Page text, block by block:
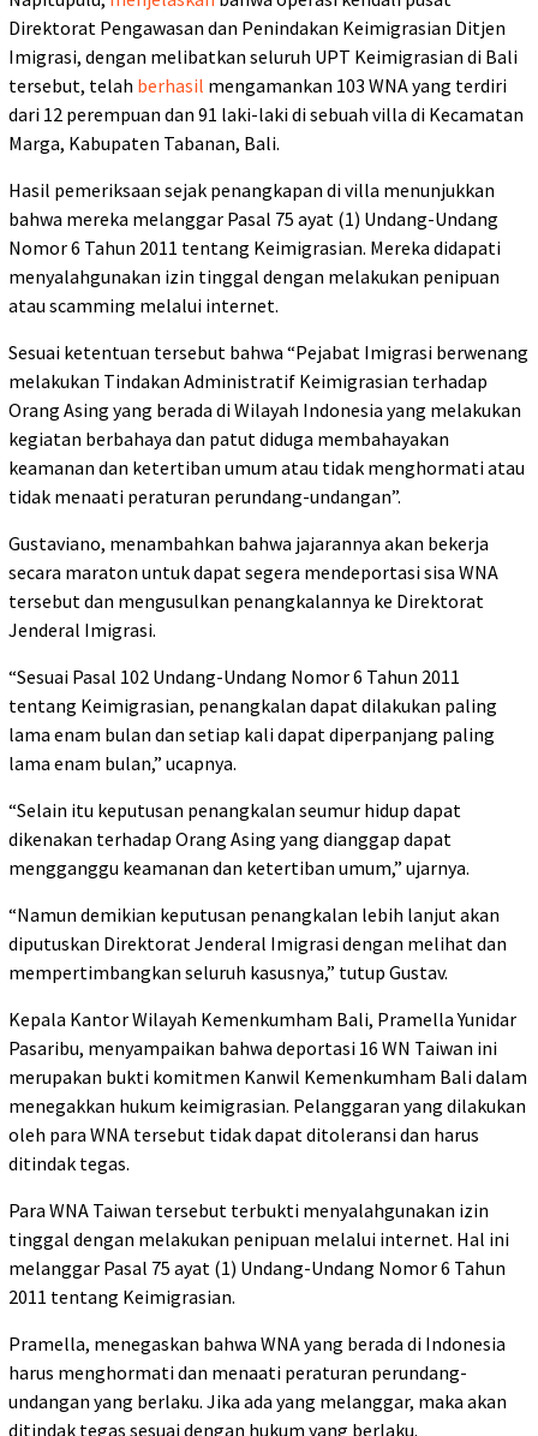
Direktorat Pengawasan dan Penindakan Keimigrasian Ditjen
Imigrasi, dengan melibatkan seluruh UPT Keimigrasian di Bali
tersebut, telah berhasil mengamankan 103 WNA yang terdiri
dari 12 perempuan dan 91 laki-laki di sebuah villa di Kecamatan
Marga, Kabupaten Tabanan, Bali.
Hasil pemeriksaan sejak penangkapan di villa menunjukkan
bahwa mereka melanggar Pasal 75 ayat (1) Undang-Undang
Nomor 6 Tahun 2011 tentang Keimigrasian. Mereka didapati
menyalahgunakan izin tinggal dengan melakukan penipuan
atau scamming melalui internet.
Sesuai ketentuan tersebut bahwa “Pejabat Imigrasi berwenang
melakukan Tindakan Administratif Keimigrasian terhadap
Orang Asing yang berada di Wilayah Indonesia yang melakukan
kegiatan berbahaya dan patut diduga membahayakan
keamanan dan ketertiban umum atau tidak menghormati atau
tidak menaati peraturan perundang-undangan”.
Gustaviano, menambahkan bahwa jajarannya akan bekerja
secara maraton untuk dapat segera mendeportasi sisa WNA
tersebut dan mengusulkan penangkalannya ke Direktorat
Jenderal Imigrasi.
“Sesuai Pasal 102 Undang-Undang Nomor 6 Tahun 2011
tentang Keimigrasian, penangkalan dapat dilakukan paling
lama enam bulan dan setiap kali dapat diperpanjang paling
lama enam bulan,” ucapnya.
“Selain itu keputusan penangkalan seumur hidup dapat
dikenakan terhadap Orang Asing yang dianggap dapat
mengganggu keamanan dan ketertiban umum,” ujarnya.
“Namun demikian keputusan penangkalan lebih lanjut akan
diputuskan Direktorat Jenderal Imigrasi dengan melihat dan
mempertimbangkan seluruh kasusnya,” tutup Gustav.
Kepala Kantor Wilayah Kemenkumham Bali, Pramella Yunidar
Pasaribu, menyampaikan bahwa deportasi 16 WN Taiwan ini
merupakan bukti komitmen Kanwil Kemenkumham Bali dalam
menegakkan hukum keimigrasian. Pelanggaran yang dilakukan
oleh para WNA tersebut tidak dapat ditoleransi dan harus
ditindak tegas.
Para WNA Taiwan tersebut terbukti menyalahgunakan izin
tinggal dengan melakukan penipuan melalui internet. Hal ini
melanggar Pasal 75 ayat (1) Undang-Undang Nomor 6 Tahun
2011 tentang Keimigrasian.
Pramella, menegaskan bahwa WNA yang berada di Indonesia
harus menghormati dan menaati peraturan perundang-
undangan yang berlaku. Jika ada yang melanggar, maka akan
ditindak tegas sesuai dengan hukum yang berlaku.